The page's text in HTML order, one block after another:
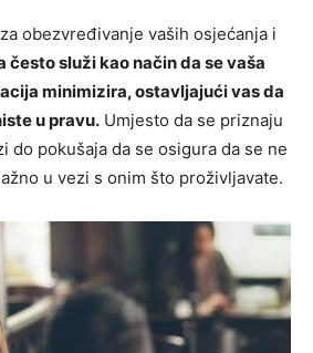
obezvređivanje vaših osjećanja i
često služi kao način da se vaša
minimizira, ostavljajući vas da
u pravu. Umjesto da se priznaju
do pokušaja da se osigura da se ne
u vezi s onim što proživljavate.